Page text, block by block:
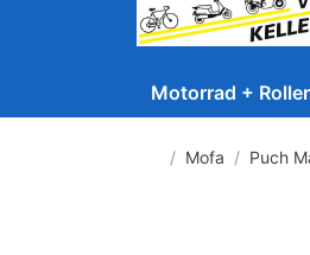
Motorrad + Roller
Startseite
Mofa Puch